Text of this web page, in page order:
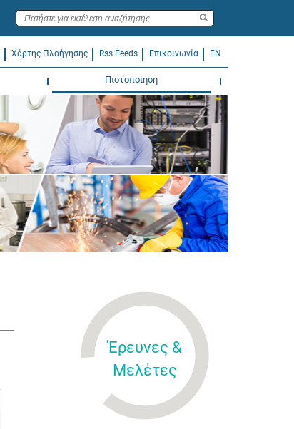
Χάρτης Πλοήγησης Rss Feeds Επικοινωνία EN
Πιστοποίηση
Έρευνες &
Μελέτες